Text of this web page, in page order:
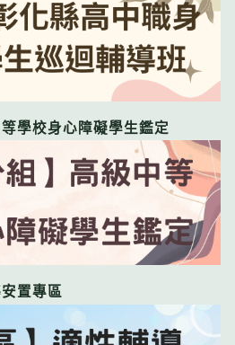
學校身心障礙學生鑑定
置專區